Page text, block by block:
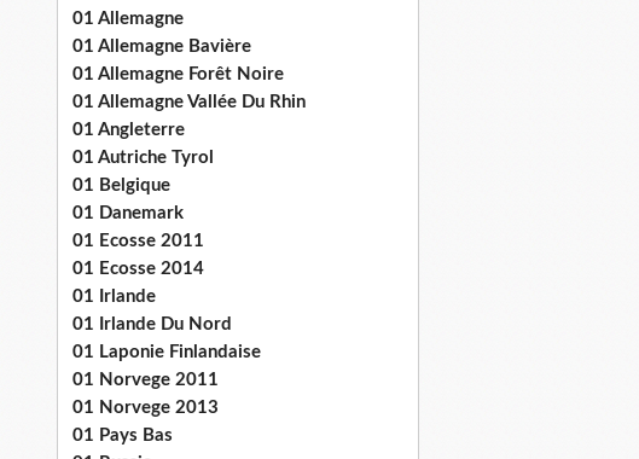
01 Allemagne
01 Allemagne Bavière
01 Allemagne Forêt Noire
01 Allemagne Vallée Du Rhin
01 Angleterre
01 Autriche Tyrol
01 Belgique
01 Danemark
01 Ecosse 2011
01 Ecosse 2014
01 Irlande
01 Irlande Du Nord
01 Laponie Finlandaise
01 Norvege 2011
01 Norvege 2013
01 Pays Bas